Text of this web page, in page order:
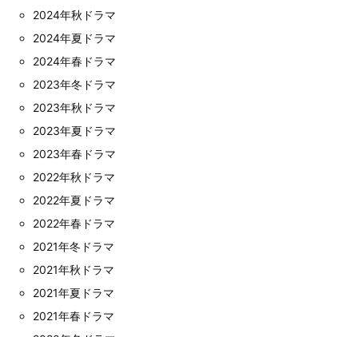
2024年秋ドラマ
2024年夏ドラマ
2024年春ドラマ
2023年冬ドラマ
2023年秋ドラマ
2023年夏ドラマ
2023年春ドラマ
2022年秋ドラマ
2022年夏ドラマ
2022年春ドラマ
2021年冬ドラマ
2021年秋ドラマ
2021年夏ドラマ
2021年春ドラマ